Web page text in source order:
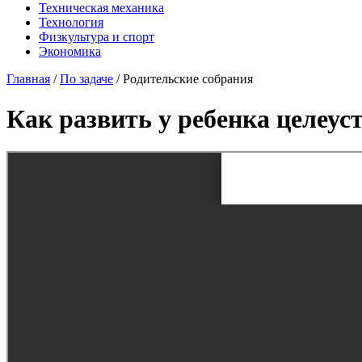
Техническая механика
Технология
Физкультура и спорт
Экономика
Главная /По задаче /Родительские собрания
Как развить у ребенка